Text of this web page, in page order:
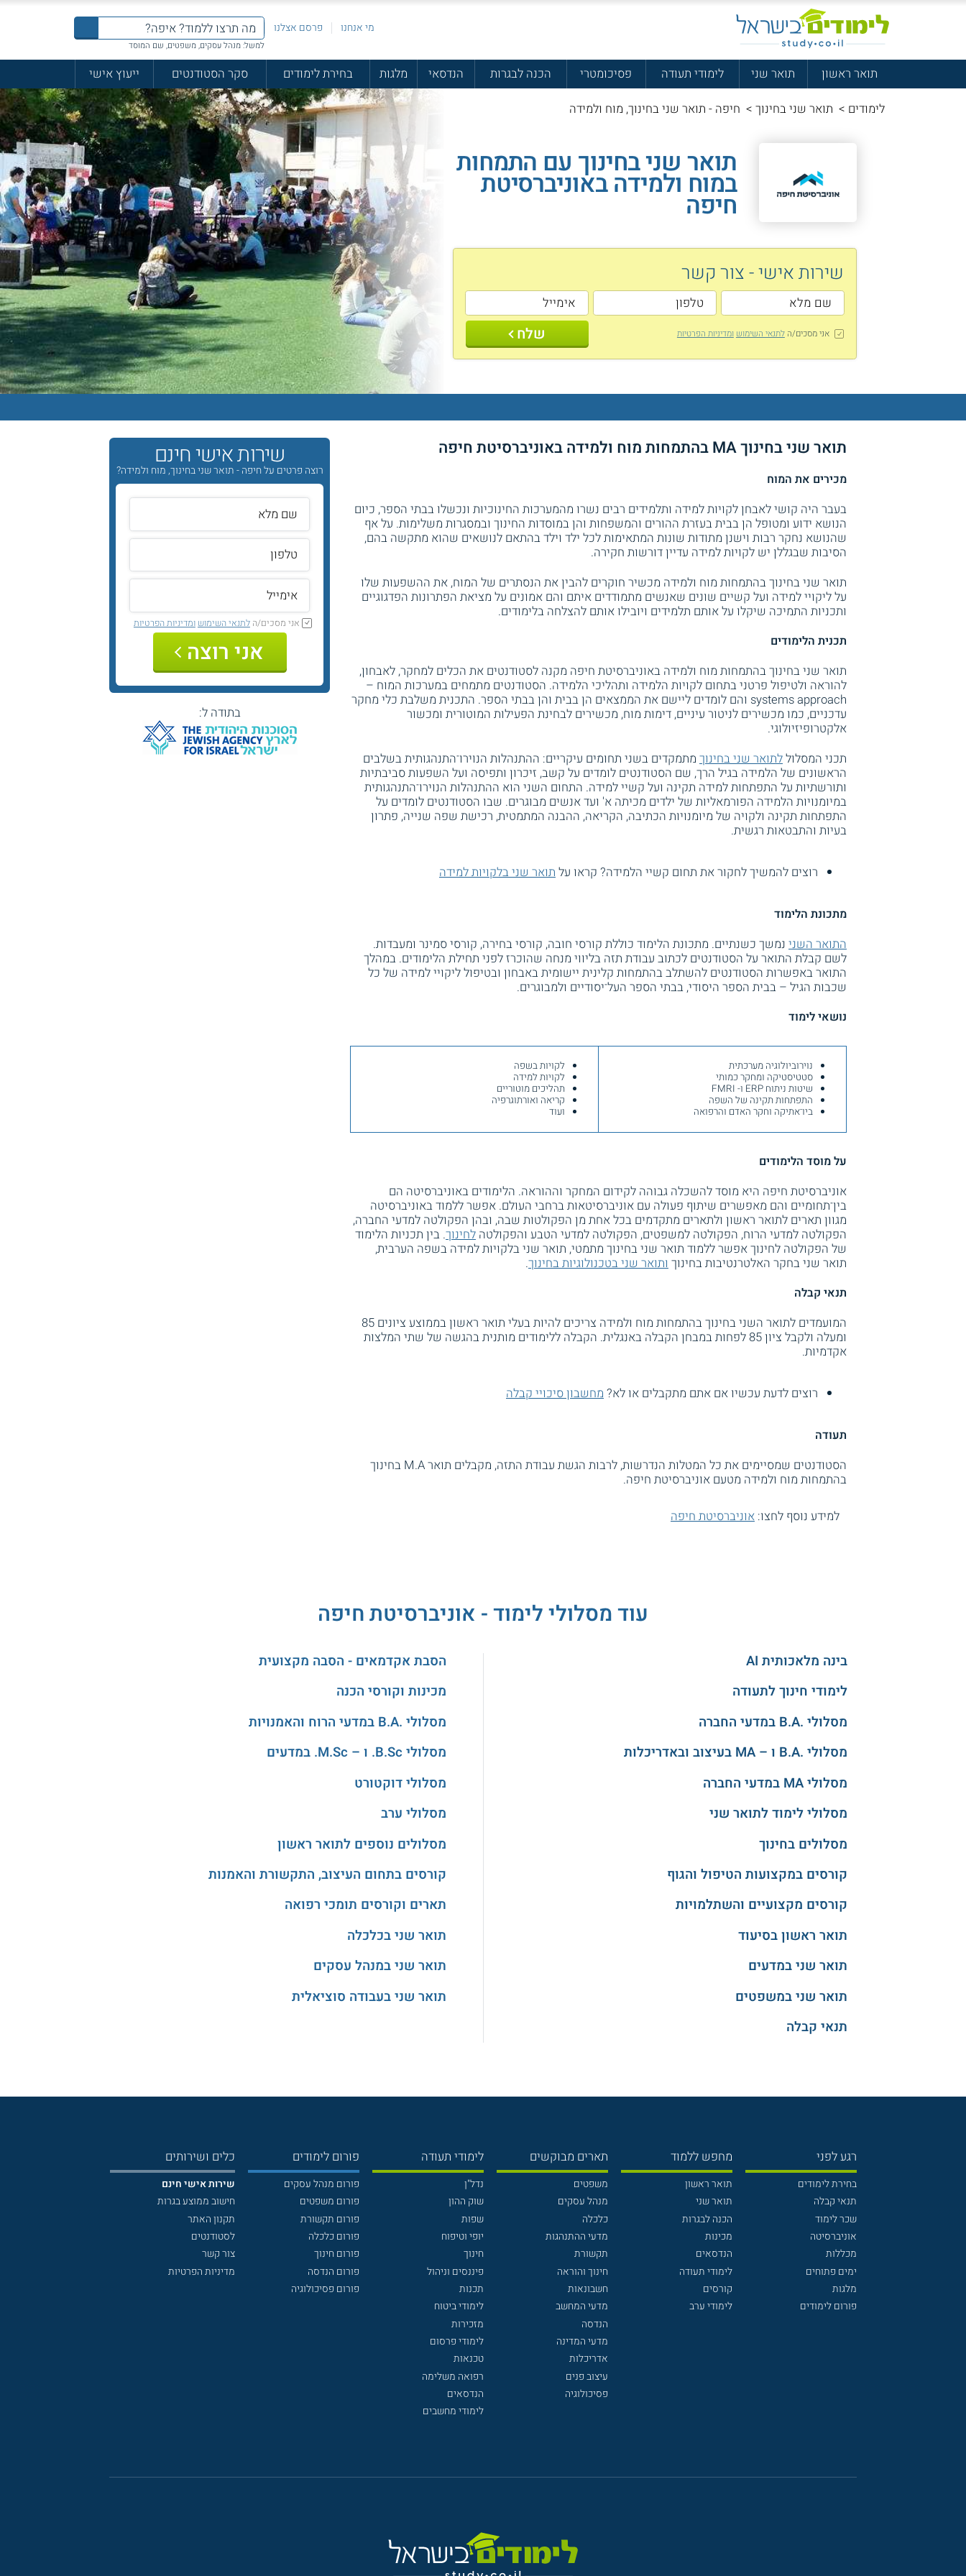
מי אנחנו פרסם אצלנו
למשל: מנהל עסקים, משפטים, שם המוסד
תואר ראשון תואר שני לימודי תעודה פסיכומטרי הכנה לבגרות הנדסאי מלגות בחירת לימודים סקר הסטודנטים
ייעוץ אישי
לימודים > תואר שני בחינוך > חיפה - תואר שני בחינוך, מוח ולמידה
תואר שני בחינוך עם התמחות
במוח ולמידה באוניברסיטת
חיפה
שירות אישי - צור קשר
אני מסכים/הלתנאי השימוש ומדיניות הפרטיות שלח
תואר שני בחינוך MA בהתמחות מוח ולמידה באוניברסיטת חיפה
מכירים את המוח
בעבר היה קושי לאבחן לקויות למידה ותלמידים רבים נשרו מהמערכות החינוכיות ונכשלו בבתי הספר, כיום
הנושא ידוע ומטופל הן בבית בעזרת ההורים והמשפחות והן במוסדות החינוך ובמסגרות משלימות. על אף
שהנושא נחקר רבות וישנן מתודות שונות המתאימות לכל ילד וילד בהתאם לנושאים שהוא מתקשה בהם,
הסיבות שבגללן יש לקויות למידה עדיין דורשות חקירה.
תואר שני בחינוך בהתמחות מוח ולמידה מכשיר חוקרים להבין את הנסתרים של המוח, את ההשפעות שלו
על ליקויי למידה ועל קשיים שונים שאנשים מתמודדים איתם והם אמונים על מציאת הפתרונות הפדגוגיים
ותכניות התמיכה שיקלו על אותם תלמידים ויובילו אותם להצלחה בלימודים.
תכנית הלימודים
תואר שני בחינוך בהתמחות מוח ולמידה באוניברסיטת חיפה מקנה לסטודנטים את הכלים למחקר, לאבחון,
להוראה ולטיפול פרטני בתחום לקויות הלמידה ותהליכי הלמידה. הסטודנטים מתמחים במערכות המוח –
systems approach והם לומדים ליישם את הממצאים הן בבית והן בבתי הספר. התכנית משלבת כלי מחקר
עדכניים, כמו מכשירים לניטור עיניים, דימות מוח, מכשירים לבחינת הפעילות המוטורית ומכשור
אלקטרופיזיולוגי.
תכני המסלוללתואר שני בחינוך מתמקדים בשני תחומים עיקריים: ההתנהלות הנוירו־התנהגותית בשלבים
הראשונים של הלמידה בגיל הרך, שם הסטודנטים לומדים על קשב, זיכרון ותפיסה ועל השפעות סביבתיות
ותורשתיות על התפתחות למידה תקינה ועל קשיי למידה. התחום השני הוא ההתנהלות הנוירו־התנהגותית
במיומנויות הלמידה הפורמאליות של ילדים מכיתה א' ועד אנשים מבוגרים. שבו הסטודנטים לומדים על
התפתחות תקינה ולקויה של מיומנויות הכתיבה, הקריאה, ההבנה המתמטית, רכישת שפה שנייה, פתרון
בעיות והתבטאות רגשית.
רוצים להמשיך לחקור את תחום קשיי הלמידה? קראו על תואר שני בלקויות למידה
מתכונת הלימוד
התואר השני נמשך כשנתיים. מתכונת הלימוד כוללת קורסי חובה, קורסי בחירה, קורסי סמינר ומעבדות.
לשם קבלת התואר על הסטודנטים לכתוב עבודת תזה בליווי מנחה שהוכרז לפני תחילת הלימודים. במהלך
התואר באפשרות הסטודנטים להשתלב בהתמחות קלינית יישומית באבחון ובטיפול ליקויי למידה של כל
שכבות הגיל – בבית הספר היסודי, בבתי הספר העל־יסודיים ולמבוגרים.
נושאי לימוד
נוירוביולוגיה מערכתית
סטטיסטיקה ומחקר כמותי
שיטות ניתוח ERP ו- FMRI
התפתחות תקינה של השפה
ביו־אתיקה וחקר האדם והרפואה
לקויות בשפה
לקויות למידה
תהליכים מוטוריים
קריאה ואורתוגרפיה
ועוד
על מוסד הלימודים
אוניברסיטת חיפה היא מוסד להשכלה גבוהה לקידום המחקר וההוראה. הלימודים באוניברסיטה הם
בין־תחומיים והם מאפשרים שיתוף פעולה עם אוניברסיטאות ברחבי העולם. אפשר ללמוד באוניברסיטה
מגוון תארים לתואר ראשון ולתארים מתקדמים בכל אחת מן הפקולטות שבה, ובהן הפקולטה למדעי החברה,
הפקולטה למדעי הרוח, הפקולטה למשפטים, הפקולטה למדעי הטבע והפקולטה לחינוך. בין תכניות הלימוד
של הפקולטה לחינוך אפשר ללמוד תואר שני בחינוך מתמטי, תואר שני בלקויות למידה בשפה הערבית,
תואר שני בחקר האלטרנטיבות בחינוךותואר שני בטכנולוגיות בחינוך.
תנאי קבלה
המועמדים לתואר השני בחינוך בהתמחות מוח ולמידה צריכים להיות בעלי תואר ראשון בממוצע ציונים 85
ומעלה ולקבל ציון 85 לפחות במבחן הקבלה באנגלית. הקבלה ללימודים מותנית בהגשה של שתי המלצות
אקדמיות.
רוצים לדעת עכשיו אם אתם מתקבלים או לא? מחשבון סיכויי קבלה
תעודה
הסטודנטים שמסיימים את כל המטלות הנדרשות, לרבות הגשת עבודת התזה, מקבלים תואר M.A בחינוך
בהתמחות מוח ולמידה מטעם אוניברסיטת חיפה.
למידע נוסף לחצו: אוניברסיטת חיפה
שירות אישי חינם
רוצה פרטים על חיפה - תואר שני בחינוך, מוח ולמידה?
אני מסכים/הלתנאי השימוש ומדיניות הפרטיות
אני רוצה
בתודה ל:
עוד מסלולי לימוד - אוניברסיטת חיפה
בינה מלאכותית AI
לימודי חינוך לתעודה
מסלולי .B.A במדעי החברה
מסלולי .B.A ו – MA בעיצוב ובאדריכלות
מסלולי MA במדעי החברה
מסלולי לימוד לתואר שני
מסלולים בחינוך
קורסים במקצועות הטיפול והגוף
קורסים מקצועיים והשתלמויות
תואר ראשון בסיעוד
תואר שני במדעים
תואר שני במשפטים
תנאי קבלה
הסבת אקדמאים - הסבה מקצועית
מכינות וקורסי הכנה
מסלולי .B.A במדעי הרוח והאמנויות
מסלולי B.Sc. ו – M.Sc. במדעים
מסלולי דוקטורט
מסלולי ערב
מסלולים נוספים לתואר ראשון
קורסים בתחום העיצוב, התקשורת והאמנות
תארים וקורסים תומכי רפואה
תואר שני בכלכלה
תואר שני במנהל עסקים
תואר שני בעבודה סוציאלית
רגע לפני
בחירת לימודים
תנאי קבלה
שכר לימוד
אוניברסיטה
מכללות
ימים פתוחים
מלגות
פורום לימודים
מחפש ללמוד
תואר ראשון
תואר שני
הכנה לבגרות
מכינות
הנדסאים
לימודי תעודה
קורסים
לימודי ערב
תארים מבוקשים
משפטים
מנהל עסקים
כלכלה
מדעי ההתנהגות
תקשורת
חינוך והוראה
חשבונאות
מדעי המחשב
הנדסה
מדעי המדינה
אדריכלות
עיצוב פנים
פסיכולוגיה
לימודי תעודה
נדל"ן
שוק ההון
שפות
יופי וטיפוח
חינוך
פיננסים וניהול
תכנות
לימודי ביטוח
מזכירות
לימודי פרסום
טכנאות
רפואה משלימה
הנדסאים
לימודי מחשבים
פורום לימודים
פורום מנהל עסקים
פורום משפטים
פורום תקשורת
פורום כלכלה
פורום חינוך
פורום הנדסה
פורום פסיכולוגיה
כלים ושירותים
שירות אישי חינם
חישוב ממוצע בגרות
תקנון האתר
לסטודנטים
צור קשר
מדיניות הפרטיות